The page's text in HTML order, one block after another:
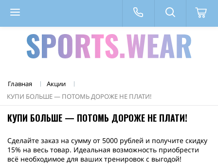
Главная
Акции
КУПИ БОЛЬШЕ — ПОТОМЬ ДОРОЖЕ НЕ ПЛАТИ!
КУПИ БОЛЬШЕ — ПОТОМЬ ДОРОЖЕ НЕ ПЛАТИ!
Сделайте заказ на сумму от 5000 рублей и получите скидку
15% на весь товар. Идеальная возможность приобрести
всё необходимое для ваших тренировок с выгодой!